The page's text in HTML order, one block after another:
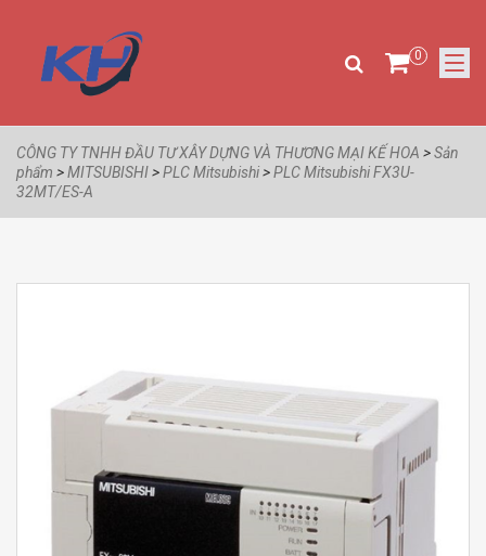
0
CÔNG TY TNHH ĐẦU TƯ XÂY DỰNG VÀ THƯƠNG MẠI KẾ HOA >Sản
phẩm >MITSUBISHI>PLC Mitsubishi>PLC Mitsubishi FX3U-
32MT/ES-A